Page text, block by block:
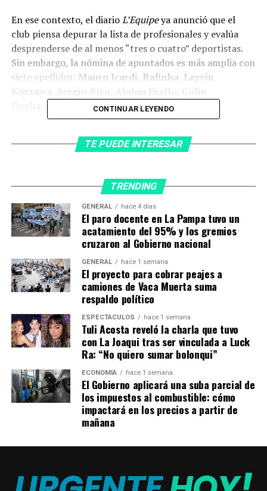
En ese contexto, el diarioL’Equipeya anunció que el
club piensa depurar la lista de profesionales y evalúa
desprenderse de al menos “tres o cuatro” deportistas.
Sin embargo, la nómina de apuntados es más amplia con
siete apellidos: Mauro Icardi, Rafinha, Layvin
Éric Junior Dina Ebimbe.
hasta 2024, pero presenta una serie de interrogantes en
medio francés aclara que nunca pudo recuperar su nivel
de centro delantero con “dimensión europea”, pero
advierten que hay pocas probabilidades que haya
interesados en el mercado de delanteros de “muy alto
nivel”. Al mismo tiempo, remarcaron que el DT sabe que
es“fundamental” tener un nueve de área puro
recambio en un ataque galáctico que cuenta con otras
opciones como Lionel Messi, Ángel Di María, Neymar y
Al mismo tiempo que desde Francia informaron sobre
esta posible salida, en Inglaterra ya se dispararon los
rumores en torno a Icardi:Newcastle está
considerando realizar una oferta. El diario
Sunaclaró que el club de la Premier League, que vive sus
primeras horas con sus millonarios nuevos dueños,
debería competir posiblemente
TottenhamyJuventus
CONTINUAR LEYENDO
TE PUEDE INTERESAR
TRENDING
GENERAL hace 4 días
El paro docente en La Pampa tuvo un
acatamiento del 95% y los gremios
cruzaron al Gobierno nacional
GENERAL hace 1 semana
El proyecto para cobrar peajes a
camiones de Vaca Muerta suma
respaldo político
ESPECTÁCULOS hace 1 semana
Tuli Acosta reveló la charla que tuvo
con La Joaqui tras ser vinculada a Luck
Ra: “No quiero sumar bolonqui”
ECONOMÍA hace 1 semana
El Gobierno aplicará una suba parcial de
los impuestos al combustible: cómo
impactará en los precios a partir de
mañana